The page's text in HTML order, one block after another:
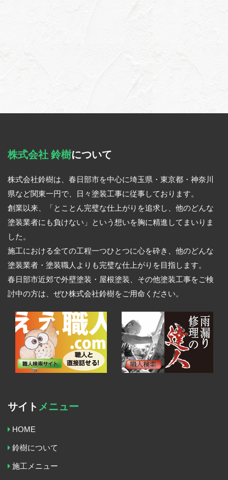
株式会社 鈴樹について
株式会社鈴樹は、春日部市を中心に埼玉県・東京都・神奈川
県など関東一円で、日々塗装工事に従事しております。
創業以来、「とことん完璧な仕上がりを追求し、他のどんな
塗装業者にも負けない」という想いを胸に精進してまいりま
した。
施工における全ての工程一つひとつに心を砕き、他のどんな
塗装業者・塗装職人よりも完璧な仕上がりを目指します。
春日部市近郊で外壁塗装・屋根塗装、その他塗装工事をご検
討中の方は、ぜひ株式会社鈴樹をご用命ください。
サイト メニュー
HOME
鈴樹について
施工メニュー